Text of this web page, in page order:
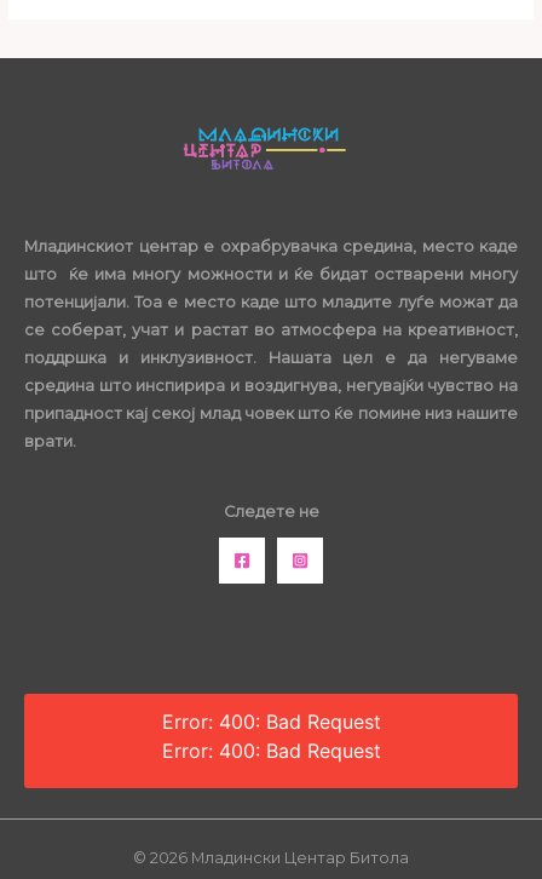
Младинскиот центар е охрабрувачка средина, место каде
што ќе има многу можности и ќе бидат остварени многу
потенцијали. Тоа е место каде што младите луѓе можат да
се соберат, учат и растат во атмосфера на креативност,
поддршка и инклузивност. Нашата цел е да негуваме
средина што инспирира и воздигнува, негувајќи чувство на
припадност кај секој млад човек што ќе помине низ нашите
врати.
Следете не
Error: 400: Bad Request
Error: 400: Bad Request
© 2026 Младински Центар Битола